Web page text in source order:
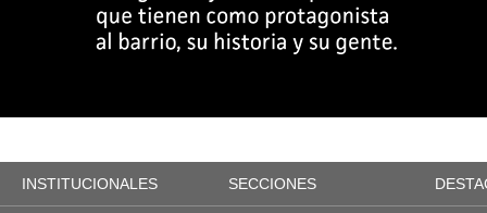
INSTITUCIONALES SECCIONES